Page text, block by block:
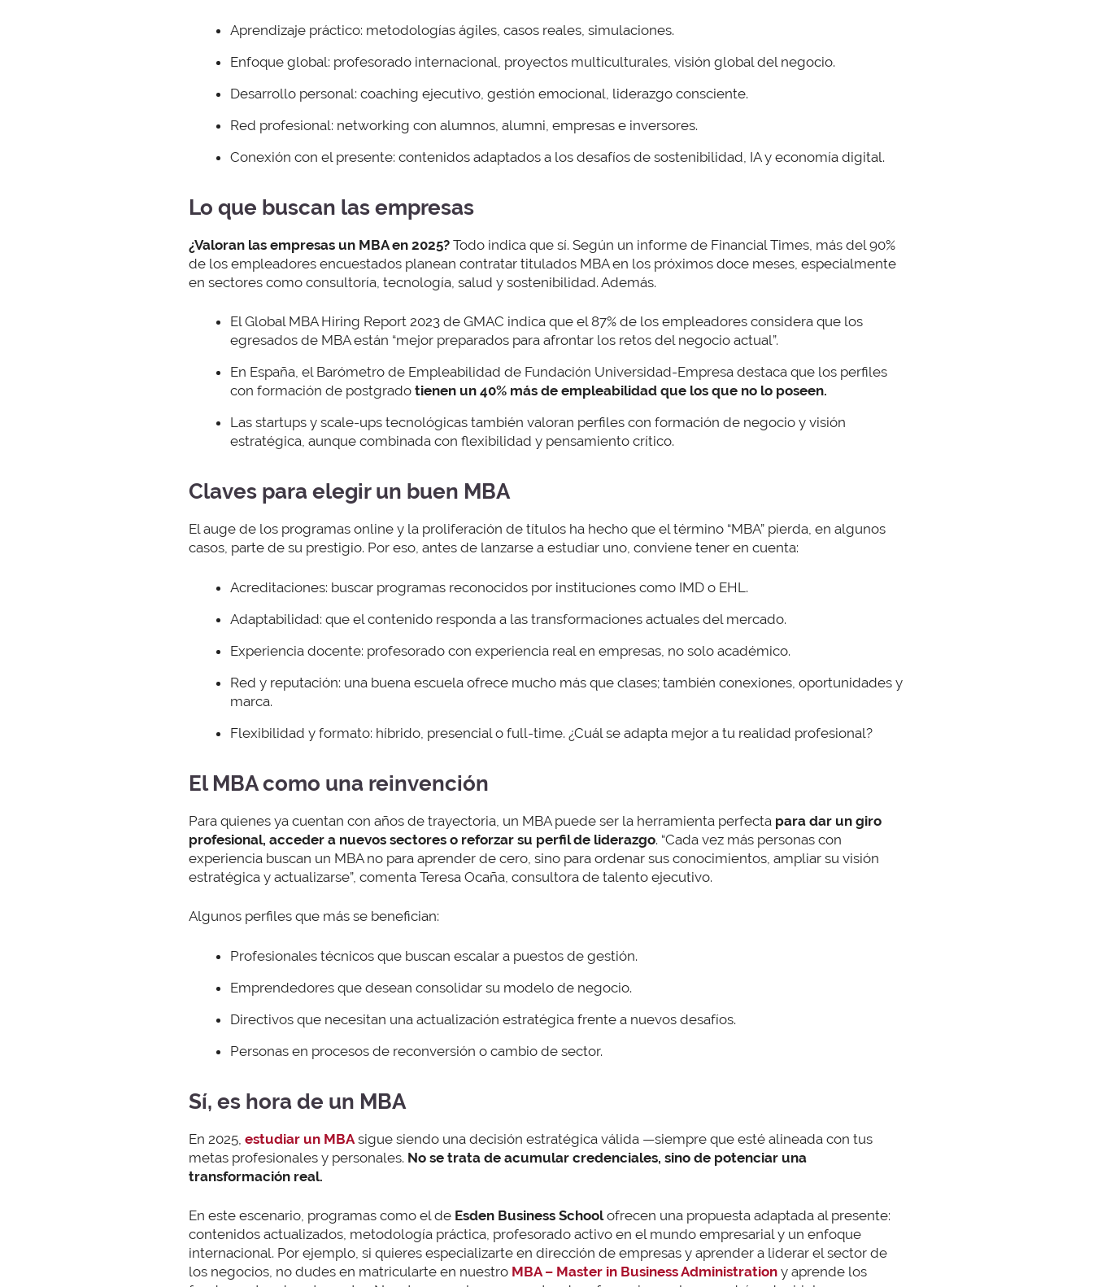
Aprendizaje práctico: metodologías ágiles, casos reales, simulaciones.
Enfoque global: profesorado internacional, proyectos multiculturales, visión global del negocio.
Desarrollo personal: coaching ejecutivo, gestión emocional, liderazgo consciente.
Red profesional: networking con alumnos, alumni, empresas e inversores.
Conexión con el presente: contenidos adaptados a los desafíos de sostenibilidad, IA y economía digital.
Lo que buscan las empresas
¿Valoran las empresas un MBA en 2025? Todo indica que sí. Según un informe de Financial Times, más del 90%
de los empleadores encuestados planean contratar titulados MBA en los próximos doce meses, especialmente
en sectores como consultoría, tecnología, salud y sostenibilidad. Además.
El Global MBA Hiring Report 2023 de GMAC indica que el 87% de los empleadores considera que los
egresados de MBA están “mejor preparados para afrontar los retos del negocio actual”.
En España, el Barómetro de Empleabilidad de Fundación Universidad-Empresa destaca que los perfiles
con formación de postgrado tienen un 40% más de empleabilidad que los que no lo poseen.
Las startups y scale-ups tecnológicas también valoran perfiles con formación de negocio y visión
estratégica, aunque combinada con flexibilidad y pensamiento crítico.
Claves para elegir un buen MBA
El auge de los programas online y la proliferación de títulos ha hecho que el término “MBA” pierda, en algunos
casos, parte de su prestigio. Por eso, antes de lanzarse a estudiar uno, conviene tener en cuenta:
Acreditaciones: buscar programas reconocidos por instituciones como IMD o EHL.
Adaptabilidad: que el contenido responda a las transformaciones actuales del mercado.
Experiencia docente: profesorado con experiencia real en empresas, no solo académico.
Red y reputación: una buena escuela ofrece mucho más que clases; también conexiones, oportunidades y
marca.
Flexibilidad y formato: híbrido, presencial o full-time. ¿Cuál se adapta mejor a tu realidad profesional?
El MBA como una reinvención
Para quienes ya cuentan con años de trayectoria, un MBA puede ser la herramienta perfecta para dar un giro
profesional, acceder a nuevos sectores o reforzar su perfil de liderazgo. “Cada vez más personas con
experiencia buscan un MBA no para aprender de cero, sino para ordenar sus conocimientos, ampliar su visión
estratégica y actualizarse”, comenta Teresa Ocaña, consultora de talento ejecutivo.
Algunos perfiles que más se benefician:
Profesionales técnicos que buscan escalar a puestos de gestión.
Emprendedores que desean consolidar su modelo de negocio.
Directivos que necesitan una actualización estratégica frente a nuevos desafíos.
Personas en procesos de reconversión o cambio de sector.
Sí, es hora de un MBA
En 2025, estudiar un MBA sigue siendo una decisión estratégica válida —siempre que esté alineada con tus
metas profesionales y personales. No se trata de acumular credenciales, sino de potenciar una
transformación real.
En este escenario, programas como el de Esden Business Schoolofrecen una propuesta adaptada al presente:
contenidos actualizados, metodología práctica, profesorado activo en el mundo empresarial y un enfoque
internacional. Por ejemplo, si quieres especializarte en dirección de empresas y aprender a liderar el sector de
los negocios, no dudes en matricularte en nuestro MBA – Master in Business Administration y aprende los